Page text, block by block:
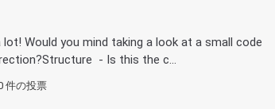
Would you mind taking a look at a small code
- Is this the c...
件の投票